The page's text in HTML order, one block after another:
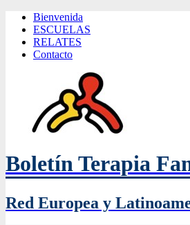
Bienvenida
ESCUELAS
RELATES
Contacto
Boletín Terapia
Red Europea y